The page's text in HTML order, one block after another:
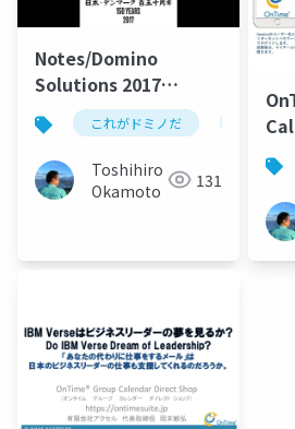
Notes/Domino
Solutions 2017
OnTime Session
これがドミノだ ontime
Toshihiro
Okamoto
131
アル